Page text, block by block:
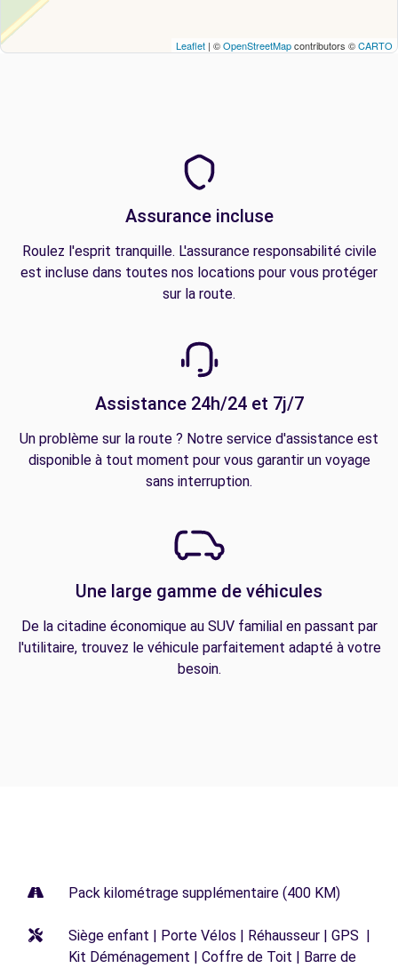
Leaflet | ©OpenStreetMapcontributors ©CARTO
Assurance incluse
Roulez l'esprit tranquille. L'assurance responsabilité civile
est incluse dans toutes nos locations pour vous protéger
sur la route.
Assistance 24h/24 et 7j/7
Un problème sur la route ? Notre service d'assistance est
disponible à tout moment pour vous garantir un voyage
sans interruption.
Une large gamme de véhicules
De la citadine économique au SUV familial en passant par
l'utilitaire, trouvez le véhicule parfaitement adapté à votre
besoin.
Pack kilométrage supplémentaire (400 KM)
Siège enfant | Porte Vélos | Réhausseur | GPS |
Kit Déménagement | Coffre de Toit | Barre de